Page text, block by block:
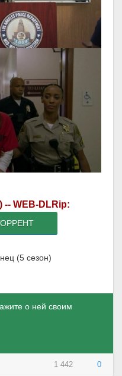
WEB-DLRip:
(5 сезон)
о ней своим
1 442 0